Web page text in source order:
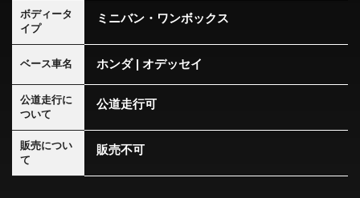
ボディータ
イプ
ミニバン・ワンボックス
ベース車名 ホンダ | オデッセイ
公道走行に
ついて
公道走行可
販売につい
て
販売不可